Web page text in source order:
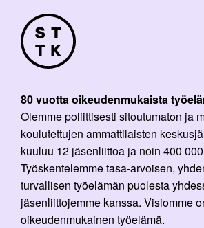
80 vuotta oikeudenmukaista
Olemme poliittisesti sitoutumaton ja
koulutettujen ammattilaisten
kuuluu 12 jäsenliittoa ja noin 400
Työskentelemme tasa-arvoisen,
turvallisen työelämän puolesta
jäsenliittojemme kanssa. Visiomme
oikeudenmukainen työelämä.